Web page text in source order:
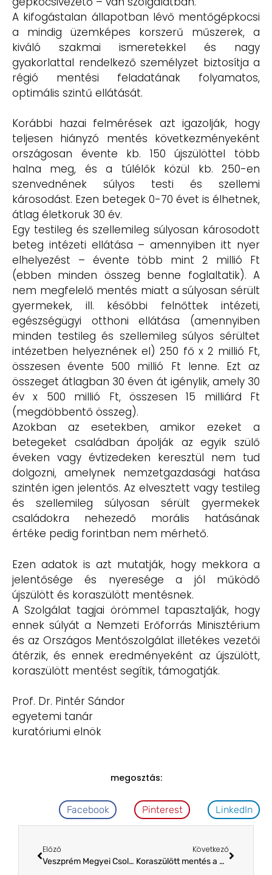
A kifogástalan állapotban lévő mentőgépkocsi
a mindig üzemképes korszerű műszerek, a
kiváló szakmai ismeretekkel és nagy
gyakorlattal rendelkező személyzet biztosítja a
régió mentési feladatának folyamatos,
optimális szintű ellátását.
Korábbi hazai felmérések azt igazolják, hogy
teljesen hiányzó mentés következményeként
országosan évente kb. 150 újszülöttel több
halna meg, és a túlélők közül kb. 250-en
szenvednének súlyos testi és szellemi
károsodást. Ezen betegek 0-70 évet is élhetnek,
átlag életkoruk 30 év.
Egy testileg és szellemileg súlyosan károsodott
beteg intézeti ellátása – amennyiben itt nyer
elhelyezést – évente több mint 2 millió Ft
(ebben minden összeg benne foglaltatik). A
nem megfelelő mentés miatt a súlyosan sérült
gyermekek, ill. későbbi felnőttek intézeti,
egészségügyi otthoni ellátása (amennyiben
minden testileg és szellemileg súlyos sérültet
intézetben helyeznének el) 250 fő x 2 millió Ft,
összesen évente 500 millió Ft lenne. Ezt az
összeget átlagban 30 éven át igénylik, amely 30
év x 500 millió Ft, összesen 15 milliárd Ft
(megdöbbentő összeg).
Azokban az esetekben, amikor ezeket a
betegeket családban ápolják az egyik szülő
éveken vagy évtizedeken keresztül nem tud
dolgozni, amelynek nemzetgazdasági hatása
szintén igen jelentős. Az elvesztett vagy testileg
és szellemileg súlyosan sérült gyermekek
családokra nehezedő morális hatásának
értéke pedig forintban nem mérhető.
Ezen adatok is azt mutatják, hogy mekkora a
jelentősége és nyeresége a jól működő
újszülött és koraszülött mentésnek.
A Szolgálat tagjai örömmel tapasztalják, hogy
ennek súlyát a Nemzeti Erőforrás Minisztérium
és az Országos Mentőszolgálat illetékes vezetői
átérzik, és ennek eredményeként az újszülött,
koraszülött mentést segítik, támogatják.
Prof. Dr. Pintér Sándor
egyetemi tanár
kuratóriumi elnök
megosztás:
Facebook Pinterest LinkedIn
Előző
Veszprém Megyei Csolnoky Ferenc Kórház – Perinatális Intenzív Centrum
Következő
Koraszülött mentés a Dél-Dunántúlon